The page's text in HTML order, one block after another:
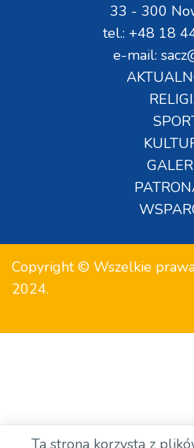
33 - 300
tel.: +48 18
e-mail:
Copyright © Wszelkie
2024.
Ta strona korzysta z